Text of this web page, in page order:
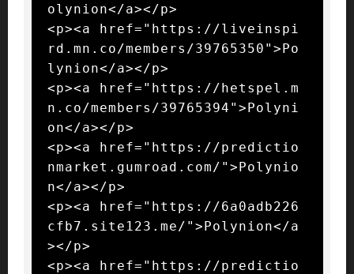
olynion</a></p>
<p><a href="https://liveinspi
rd.mn.co/members/39765350">Po
lynion</a></p>
<p><a href="https://hetspel.m
n.co/members/39765394">Polyni
on</a></p>
<p><a href="https://predictio
nmarket.gumroad.com/">Polynio
n</a></p>
<p><a href="https://6a0adb226
cfb7.site123.me/">Polynion</a
></p>
<p><a href="https://predictio